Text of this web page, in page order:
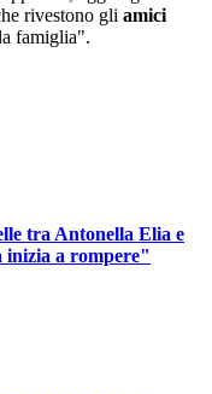
rivestono gli amici
famiglia".
tra Antonella Elia e
inizia a rompere"